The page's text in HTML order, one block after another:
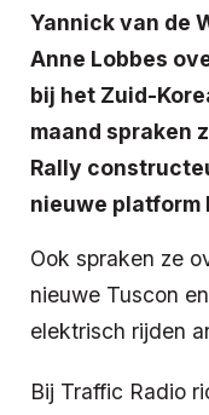
Yannick van de
Anne Lobbes
bij het Zuid-
maand spraken
Rally
nieuwe platform
Ook spraken ze
nieuwe Tuscon
elektrisch rijden
Bij Traffic Radio